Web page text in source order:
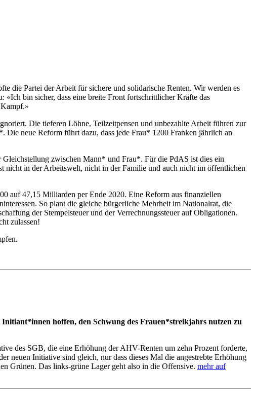
die Partei der Arbeit für sichere und solidarische Renten. Wir werden es
bin sicher, dass eine breite Front fortschrittlicher Kräfte das
Die tieferen Löhne, Teilzeitpensen und unbezahlte Arbeit führen zur
Die neue Reform führt dazu, dass jede Frau* 1200 Franken jährlich an
Gleichstellung zwischen Mann* und Frau*. Für die PdAS ist dies ein
nicht in der Arbeitswelt, nicht in der Familie und auch nicht im öffentlichen
auf 47,15 Milliarden per Ende 2020. Eine Reform aus finanziellen
So plant die gleiche bürgerliche Mehrheit im Nationalrat, die
der Stempelsteuer und der Verrechnungssteuer auf Obligationen.
zulassen!
hoffen, den Schwung des Frauen*streikjahrs nutzen zu
des SGB, die eine Erhöhung der AHV-Renten um zehn Prozent forderte,
neuen Initiative sind gleich, nur dass dieses Mal die angestrebte Erhöhung
Grünen. Das links-grüne Lager geht also in die Offensive. mehr auf